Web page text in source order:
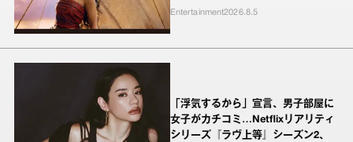
Entertainment2026.8.5
「浮気するから」宣言、男子部屋に
女子がカチコミ…Netflixリアリティ
シリーズ『ラヴ上等』シーズン2、